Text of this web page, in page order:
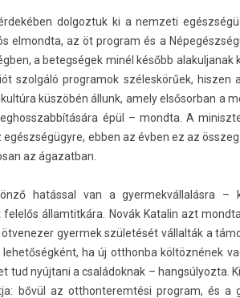
dol­goztuk ki a nem­zeti
el­mondta, az öt pro­gram és a
a bet­eg­ségek minél később al­akul­janak
szolgáló pro­gramok széleskörűek, hisz­en
küszöbén állunk, amely el­sősor­ban a
épül – mondta. A
ebben az évben ez az
az ágazat­ban.
hatással van a gyer­mekvál­lalás­ra –
állam­titkára. Novák Katalin azt
gyer­mek születését vállalták a
ha új otthon­ba költöznének
tud nyújtani a családok­nak – han­gsúlyoz­ta.
bővül az otthon­terem­tési pro­gram, és a